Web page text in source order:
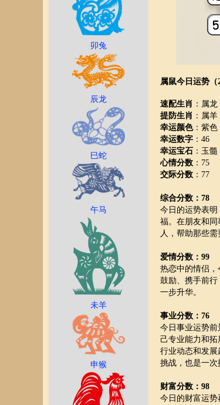
卯兔
辰龙
巳蛇
午马
未羊
申猴
属鼠今日运势（
速配生肖 ：属龙
提防生肖 ：属羊
幸运颜色：紫色
幸运数字 ：46
幸运宝石 ：玉髓
心情分数 ：75
交际分数 ：77
综合分数：78
今日的运势表
福。在朋友和
人，帮助那些需
爱情分数：99
热恋中的情侣
鼓励、携手前
一步升华。
事业分数：76
今日事业运势
己专业能力和
行业动态和发
挑战，也是一次
财富分数：98
今日的财富运